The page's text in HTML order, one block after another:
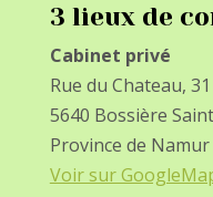
3 lieux de
Cabinet privé
Rue du Chateau, 31
5640 Bossière
Province de Namur
Voir sur